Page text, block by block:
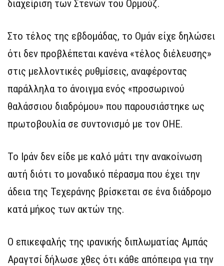
διαχείριση των Στενών του Ορμούζ.
Στο τέλος της εβδομάδας, το Ομάν είχε δηλώσει
ότι δεν προβλέπεται κανένα «τέλος διέλευσης»
στις μελλοντικές ρυθμίσεις, αναφέροντας
παράλληλα το άνοιγμα ενός «προσωρινού
θαλάσσιου διαδρόμου» που παρουσιάστηκε ως
πρωτοβουλία σε συντονισμό με τον ΟΗΕ.
Το Ιράν δεν είδε με καλό μάτι την ανακοίνωση
αυτή διότι το μοναδικό πέρασμα που έχει την
άδεια της Τεχεράνης βρίσκεται σε ένα διάδρομο
κατά μήκος των ακτών της.
Ο επικεφαλής της ιρανικής διπλωματίας Αμπάς
Αραγτσί δήλωσε χθες ότι κάθε απόπειρα για την